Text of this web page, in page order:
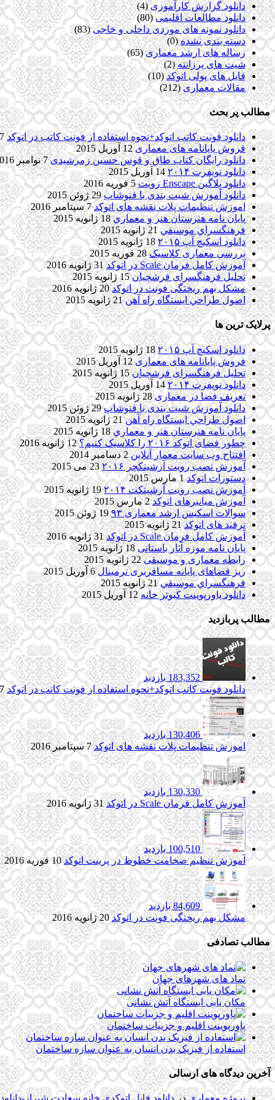
دانلود گزارش کارآموزی (4)
دانلود مطالعات اقلیمی (80)
دانلود نمونه های موردی داخلی و خاجی (83)
دسته بندی نشده (0)
رساله های ارشد معماری (65)
شیت های پرزانته (2)
فایل های پولی اتوکد (10)
مقالات معماری (212)
مطالب پر بحث
دانلود فونت کاتب اتوکد+نحوه استفاده از فونت کاتب در اتوکد 7 آگوست 2017
فروش پایانامه های معماری 12 آوریل 2015
دانلود رایگان کتاب طاق و قوس حسین زمرشیدی 7 نوامبر 2016
دانلود نویفرت ۲۰۱۴
14 آوریل 2015
دانلود پلاگین Enscape رویت
5 فوریه 2016
دانلود آموزش شیت بندی با فتوشاپ 29 ژوئن 2015
اموزش تنظیمات پلات نقشه های اتوکد 7 سپتامبر 2016
پایان نامه هنرستان هنر و معماري 18 ژانویه 2015
فرهنگسراي موسيقي 21 ژانویه 2015
دانلود اسکیچ آپ ۲۰۱۵
18 ژانویه 2015
بررسی معماری کلاسیک 28 فوریه 2015
آموزش کامل فرمان Scale در اتوکد
31 ژانویه 2016
تحلیل فرهنگسرای فرشچیان 15 ژانویه 2015
مشکل بهم ریختگی فونت در اتوکد 20 ژانویه 2016
اصول طراحي ایستگاه راه آهن 21 ژانویه 2015
پرلایک ترین ها
دانلود اسکیچ آپ ۲۰۱۵
18 ژانویه 2015
فروش پایانامه های معماری 12 آوریل 2015
تحلیل فرهنگسرای فرشچیان 15 ژانویه 2015
دانلود نویفرت ۲۰۱۴
14 آوریل 2015
تعریف فضا در معماری 28 ژانویه 2015
دانلود آموزش شیت بندی با فتوشاپ 29 ژوئن 2015
اصول طراحي ایستگاه راه آهن 21 ژانویه 2015
پایان نامه هنرستان هنر و معماري 18 ژانویه 2015
چطور فضای اتوکد ۲۰۱۶ را کلاسیک کنیم؟
12 ژانویه 2016
افتتاح وب سایت معمار آنلاین 2 دسامبر 2014
آموزش نصب رویت آرشیتکچر ۲۰۱۶
23 می 2015
دستورات اتوکد 1 مارس 2015
آموزش نصب رویت آرشیتکت ۲۰۱۴
19 ژانویه 2015
آموزش میانبرهای اتوکد 2 مارس 2015
سوالات اسکیس ارشد معماری ۹۳
19 ژوئن 2015
ترفند های اتوکد 21 ژانویه 2015
آموزش کامل فرمان Scale در اتوکد
31 ژانویه 2016
پایان نامه موزه آثار باستانی 18 ژانویه 2015
رابطه معماری و موسیقی 22 ژانویه 2015
ریز فضاهای پایانه مسافربری ترمینال 6 آوریل 2015
فرهنگسراي موسيقي 21 ژانویه 2015
دانلود پاورپوینت کبوتر خانه 12 آوریل 2015
مطالب پربازدید
183,352 بازدید
دانلود فونت کاتب اتوکد+نحوه استفاده از فونت کاتب در اتوکد 7 آگوست 2017
130,406 بازدید
اموزش تنظیمات پلات نقشه های اتوکد 7 سپتامبر 2016
130,330 بازدید
آموزش کامل فرمان Scale در اتوکد
31 ژانویه 2016
100,510 بازدید
آموزش تنظیم ضخامت خطوط در پرینت اتوکد 10 فوریه 2016
84,609 بازدید
مشکل بهم ریختگی فونت در اتوکد 20 ژانویه 2016
مطالب تصادفی
نماد های شهرهای جهان
مکان یابی ایستگاه آتش نشانی
پاورپوینت اقلیم و جزییات ساختمان
استفاده از فیزیک بدن انسان به عنوان سازه ساختمان
آخرین دیدگاه های ارسالی